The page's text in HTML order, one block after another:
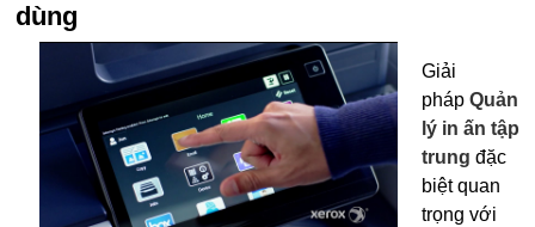
dùng
Giải
pháp Quản
lý in ấn tập
trung đặc
biệt quan
trọng với